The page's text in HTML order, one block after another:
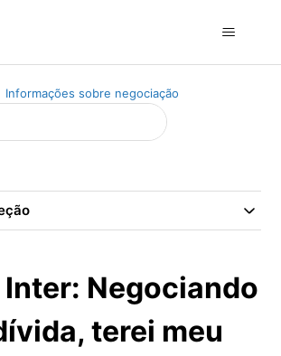
Informações sobre negociação
Negociando
terei meu